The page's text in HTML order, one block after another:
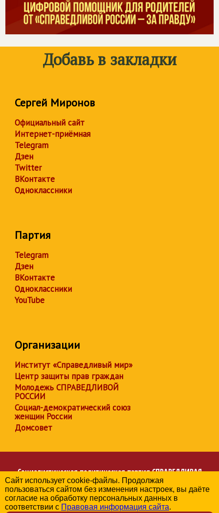
Добавь в закладки
Сергей Миронов
Официальный сайт
Интернет-приёмная
Telegram
Дзен
Twitter
ВКонтакте
Одноклассники
Партия
Telegram
Дзен
ВКонтакте
Одноклассники
YouTube
Организации
Институт «Справедливый мир»
Центр защиты прав граждан
Молодежь СПРАВЕДЛИВОЙ
РОССИИ
Социал-демократический союз
женщин России
Домсовет
Социалистическая политическая партияСПРАВЕДЛИВАЯ
РОССИЯ
Региональное отделение партии в Белгородской области
© 2006-2026
Сайт использует cookie-файлы. Продолжая
пользоваться сайтом без изменения настроек, вы даёте
согласие на обработку персональных данных в
соответствии с Правовая информация сайта.